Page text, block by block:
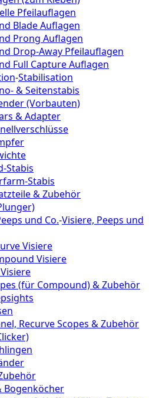
Pfeilauflagen
Blade Auflagen
Prong Auflagen
Drop-Away Pfeilauflagen
Full Capture Auflagen
-Stabilisation
& Seitenstabis
(Vorbauten)
& Adapter
Stabis
Stabis
& Zubehör
und Co.-Visiere, Peeps und
Visiere
Visiere
(für Compound) & Zubehör
Recurve Scopes & Zubehör
Bogenköcher